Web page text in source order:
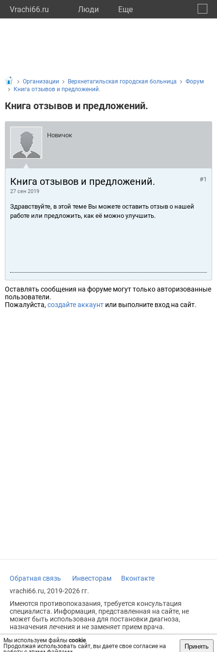
Vrachi66.ru Люди Eще
Мы используем файлы cookie.
Продолжая использовать сайт, вы даете свое согласие на
Принять
Организации Верхнетагильская городская больница
Форум
Книга отзывов и предложений.
Книга отзывов и предложений.
Новичок
Книга отзывов и предложений.
27 сен 2019
#1
Здравствуйте, в этой теме Вы можете оставить отзыв о нашей
работе или предложить, как её можно улучшить.
Оставлять сообщения на форуме могут только авторизованные
пользователи.
Пожалуйста, создайте аккаунт или выполните вход на сайт.
Обратная связь Инвесторам
Вконтакте
vrachi66.ru, 2019-2026 гг.
Имеются противопоказания, требуется консультация
специалиста. Информация, представленная на сайте, не
может быть использована для постановки диагноза,
назначения лечения и не заменяет прием врача.
Возрастное ограничение: 18+